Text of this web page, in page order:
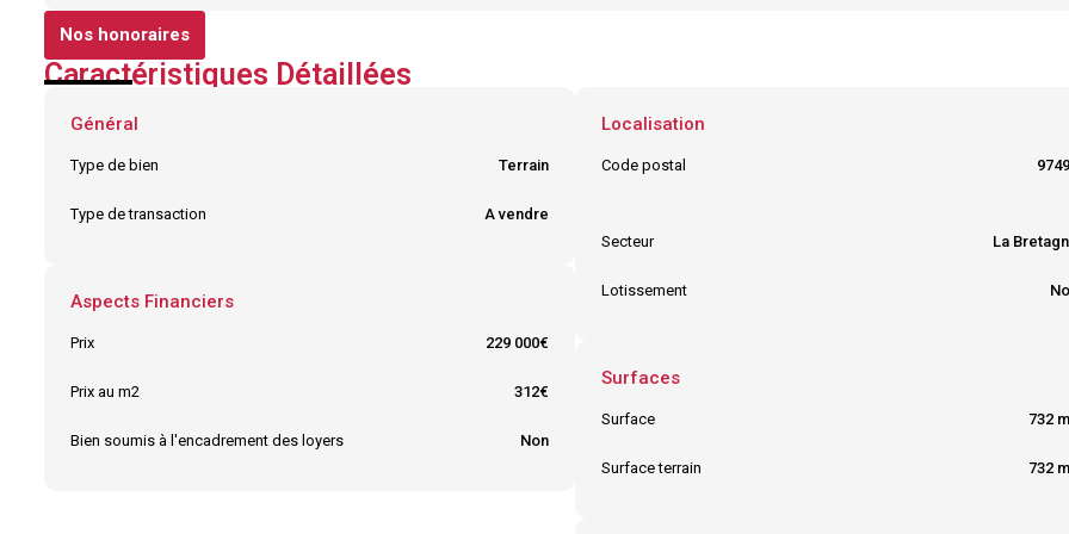
Nos honoraires
Caractéristiques Détaillées
Général
Type de bien Terrain
Type de transaction A vendre
Aspects Financiers
Prix 229 000€
Prix au m2 312€
Bien soumis à l'encadrement des loyers Non
Localisation
Code postal
Secteur
La
Lotissement
Surfaces
Surface 732
Surface terrain 732